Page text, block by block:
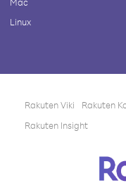
Linux
Rakuten Viki Rakuten
Rakuten Insight